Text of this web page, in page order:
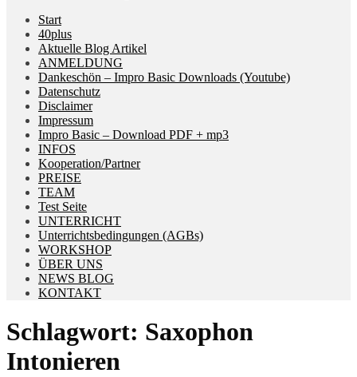
Start
40plus
Aktuelle Blog Artikel
ANMELDUNG
Dankeschön – Impro Basic Downloads (Youtube)
Datenschutz
Disclaimer
Impressum
Impro Basic – Download PDF + mp3
INFOS
Kooperation/Partner
PREISE
TEAM
Test Seite
UNTERRICHT
Unterrichtsbedingungen (AGBs)
WORKSHOP
ÜBER UNS
NEWS BLOG
KONTAKT
Schlagwort: Saxophon
Intonieren